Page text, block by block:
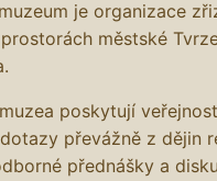
je organizace
městské
poskytují
převážně z dějin
přednášky a